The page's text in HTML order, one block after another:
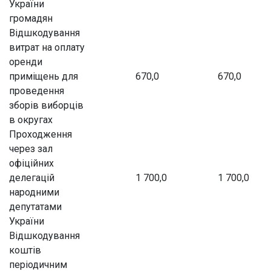
України
громадян
Відшкодування
витрат на оплату
оренди
приміщень для
проведення
зборів виборців
в округах
670,0 670,0
Проходження
через зал
офіційних
делегацій
народними
депутатами
України
1 700,0 1 700,0
Відшкодування
коштів
періодичним